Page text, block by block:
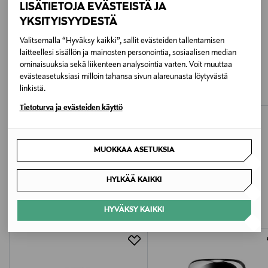
LISÄTIETOJA EVÄSTEISTÄ JA
YKSITYISYYDESTÄ
Valitsemalla “Hyväksy kaikki”, sallit evästeiden tallentamisen
laitteellesi sisällön ja mainosten personointia, sosiaalisen median
ominaisuuksia sekä liikenteen analysointia varten. Voit muuttaa
evästeasetuksiasi milloin tahansa sivun alareunasta löytyvästä
linkistä.
Tietoturva ja evästeiden käyttö
MUOKKAA ASETUKSIA
HYLKÄÄ KAIKKI
HYVÄKSY KAIKKI
Ihotyyppi
Kaikki ihotyypit
Väri
NOCOL
Koko
Water (Aqua), Alcohol*, Triethyl Citrate, Fragrance
(Parfum)**, Zinc PCA, Glycerin, Zinc Ricinoleate,
Xanthan Gum, Salvia Officinalis (Sage) Leaf Water*,
Extract*, Hydrolyzed Pearl, Linalool**, Citronellol**,
Limonene**, Benzyl Salicylate**, Geraniol**, Anise
Alcohol**, Eugenol**, Citral**, Coumarin**
LAVERA
Cream Deodorant Natural & Strong -
I'M NORDIC ECO COSMETICS
Shea Deo -deodorantti
LISÄÄ KIINNOSTAVIA
TUOTTEITA